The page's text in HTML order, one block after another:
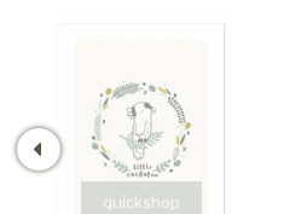
quickshop